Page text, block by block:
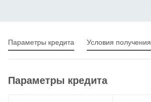
Параметры кредита Условия получения
Параметры кредита